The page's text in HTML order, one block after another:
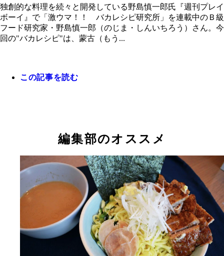
独創的な料理を続々と開発している野島慎一郎氏
独創的な料理を続々と開発している野島慎一郎氏『週刊プレイ
ボーイ』で「激ウマ！！ バカレシピ研究所」を連載中のＢ級
フード研究家・野島慎一郎（のじま・しんいちろう）さん。今
回の"バカレシピ"は、蒙古（もう...
この記事を読む
編集部のオススメ